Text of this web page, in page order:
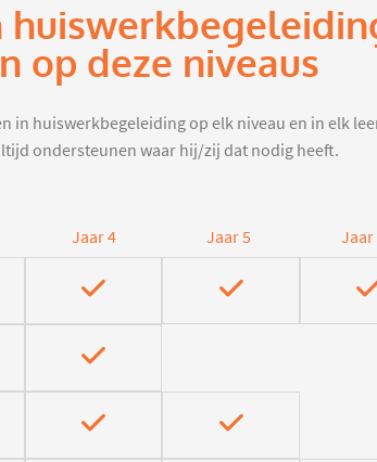
op deze niveaus
in huiswerkbegeleiding op elk niveau en in elk
ondersteunen waar hij/zij dat nodig heeft.
Jaar 4 Jaar 5 Jaar